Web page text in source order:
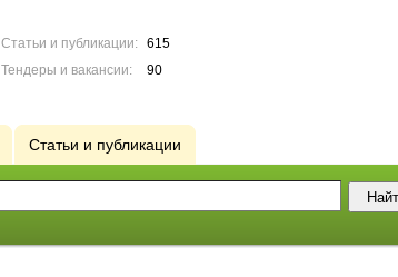
Статьи и публикации:
615
Тендеры и вакансии:
90
Статьи и публикации